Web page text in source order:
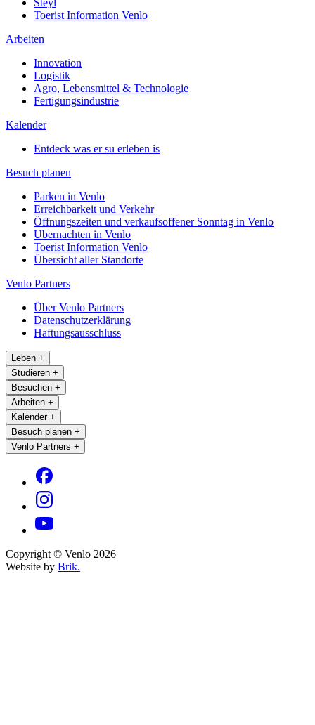
Steyl
Toerist Information Venlo
Arbeiten
Innovation
Logistik
Agro, Lebensmittel & Technologie
Fertigungsindustrie
Kalender
Entdeck was er su erleben is
Besuch planen
Parken in Venlo
Erreichbarkeit und Verkehr
Öffnungszeiten und verkaufsoffener Sonntag in Venlo
Ubernachten in Venlo
Toerist Information Venlo
Übersicht aller Standorte
Venlo Partners
Über Venlo Partners
Datenschutzerklärung
Haftungsausschluss
Leben +
Studieren +
Besuchen +
Arbeiten +
Kalender +
Besuch planen +
Venlo Partners +
Copyright © Venlo 2026
Website by Brik.